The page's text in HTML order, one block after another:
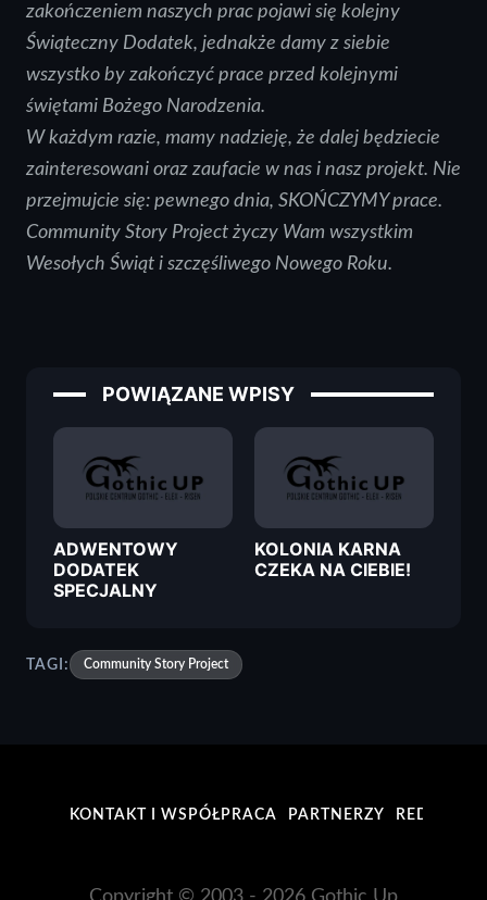
zakończeniem naszych prac pojawi się kolejny
Świąteczny Dodatek, jednakże damy z siebie
wszystko by zakończyć prace przed kolejnymi
świętami Bożego Narodzenia.
W każdym razie, mamy nadzieję, że dalej będziecie
zainteresowani oraz zaufacie w nas i nasz projekt. Nie
przejmujcie się: pewnego dnia, SKOŃCZYMY prace.
Community Story Project życzy Wam wszystkim
Wesołych Świąt i szczęśliwego Nowego Roku.
POWIĄZANE WPISY
ADWENTOWY
DODATEK
SPECJALNY
KOLONIA KARNA
CZEKA NA CIEBIE!
TAGI: Community Story Project
KONTAKT I WSPÓŁPRACA PARTNERZY REDAKCJA